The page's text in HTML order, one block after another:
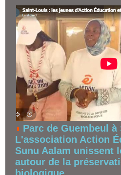
Parc de Guembeul
L'association Action
Sunu Aalam unissent
autour de la